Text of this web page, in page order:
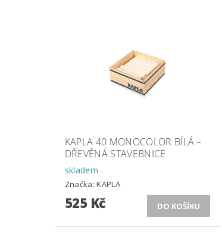
KAPLA 40 MONOCOLOR BÍLÁ –
DŘEVĚNÁ STAVEBNICE
skladem
Značka:KAPLA
525 Kč